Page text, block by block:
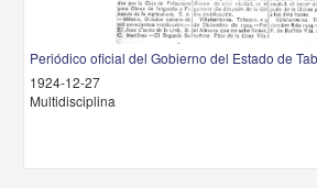
Periódico oficial del Gobierno del Estado de
1924-12-27
Multidisciplina